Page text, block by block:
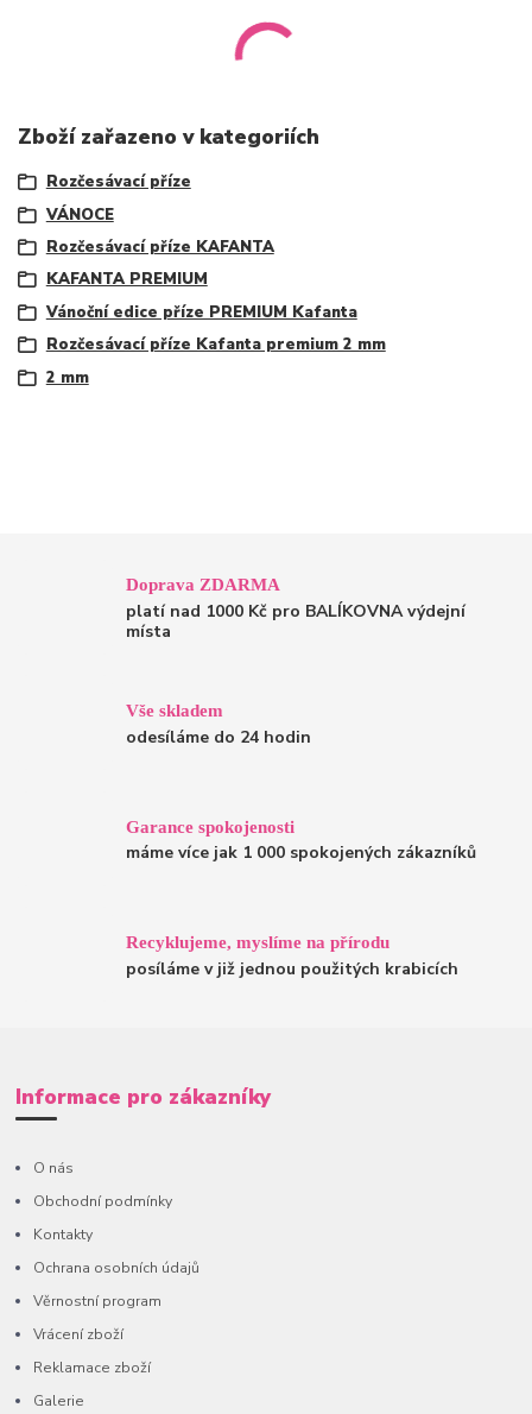
Zboží zařazeno v kategoriích
Rozčesávací příze
VÁNOCE
Rozčesávací příze KAFANTA
KAFANTA PREMIUM
Vánoční edice příze PREMIUM Kafanta
Rozčesávací příze Kafanta premium 2 mm
2 mm
Doprava ZDARMA
platí nad 1000 Kč pro BALÍKOVNA výdejní
místa
Vše skladem
odesíláme do 24 hodin
Garance spokojenosti
máme více jak 1 000 spokojených zákazníků
Recyklujeme, myslíme na přírodu
posíláme v již jednou použitých krabicích
Informace pro zákazníky
O nás
Obchodní podmínky
Kontakty
Ochrana osobních údajů
Věrnostní program
Vrácení zboží
Reklamace zboží
Galerie